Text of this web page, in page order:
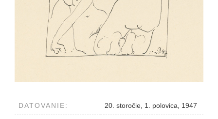
DATOVANIE: 20. storočie, 1. polovica, 1947